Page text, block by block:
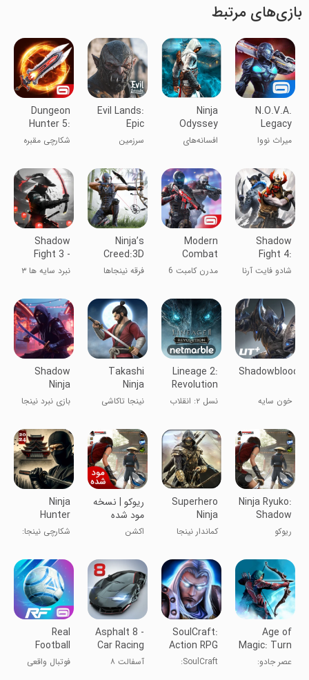
بازی‌های مرتبط
N.O.V.A.
Legacy
میراث نووا
Ninja
Odyssey
Assassin
افسانه‌های
دوم
Evil Lands:
Epic
MMORPG
online
سرزمین
Dungeon
Hunter 5:
Action RPG
شکارچی مقبره
Shadow
Fight 4:
Arena
شادو فایت آرنا
Modern
Combat
Versus:
New Online
FPS
مدرن کامبت 6
Ninja’s
Creed:3D
Shooting
Game
فرقه نینجاها
Shadow
Fight 3 -
RPG
fighting
نبرد سایه ها ۳
Shadowblood
خون سایه
Lineage 2:
Revolution
نسل ۲: انقلاب
Takashi
Ninja
Samurai
نینجا تاکاشی
Shadow
Ninja
Fighting 3D
Game
بازی نبرد نینجا
Ninja Ryuko:
Shadow
Ninja Game
ریوکو
Superhero
Ninja
Archery
Kungfu
کماندار نینجا
ریوکو | نسخه
مود شده
اکشن
Ninja
Hunter
Samurai
Assassins
شکارچی نینجا:
Age of
Magic: Turn
Based RPG
عصر جادو:
SoulCraft:
Action RPG
SoulCraft:
Asphalt 8 -
Car Racing
Game
آسفالت ۸
Real
Football
فوتبال واقعی